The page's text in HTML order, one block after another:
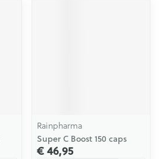
Rainpharma
Super C Boost 150 caps
€ 46,95